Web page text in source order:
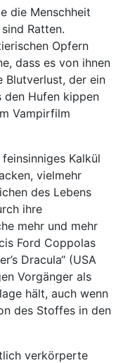
die Menschheit
Ratten.
Opfern
dass es von ihnen
Blutverlust, der ein
den Hufen kippen
Vampirfilm
Kalkül
vielmehr
des Lebens
ihre
mehr und mehr
Ford Coppolas
Dracula“ (USA
Vorgänger als
hält, auch wenn
des Stoffes in den
verkörperte